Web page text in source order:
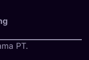
PT.